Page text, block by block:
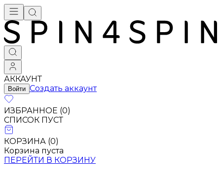
АККАУНТ
Войти Создать аккаунт
ИЗБРАННОЕ (0)
СПИСОК ПУСТ
КОРЗИНА (0)
Корзина пуста
ПЕРЕЙТИ В КОРЗИНУ
Брендовая одежда - купить в Москве